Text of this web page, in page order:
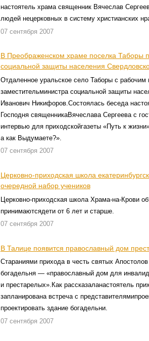
настоятель храма священник Вячеслав
людей нецерковных в систему христианских
07 сентября 2007
В Преображенском храме поселка Таборы
социальной защиты населения
Отдаленное уральское село Таборы с рабочим
заместительминистра социальной защиты
Иванович Никифоров.Состоялась беседа
Господня священникаВячеслава Сергеева с
интервью для приходскойгазеты «Путь к
а как Выдумаете?».
07 сентября 2007
Церковно-приходская школа
очередной набор учеников
Церковно-приходская школа Храма-на-Крови
принимаютсядети от 6 лет и старше.
07 сентября 2007
В Талице появится православный дом
Стараниями прихода в честь святых
богадельня — «православный дом для
и престарелых».Как рассказаланастоятель
запланирована встреча с
проектировать здание богадельни.
07 сентября 2007